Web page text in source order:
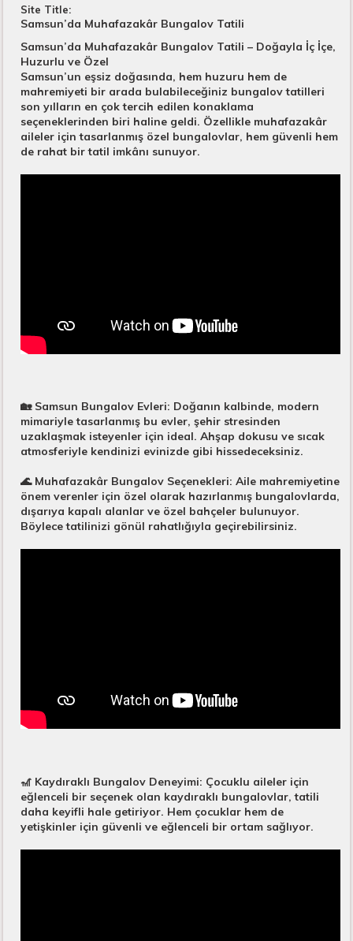
Site Title
Samsun’da Muhafazakâr Bungalov Tatili
Samsun’da Muhafazakâr Bungalov Tatili – Doğayla İç İçe,
Huzurlu ve Özel
Samsun’un eşsiz doğasında, hem huzuru hem de
mahremiyeti bir arada bulabileceğiniz bungalov tatilleri
son yılların en çok tercih edilen konaklama
seçeneklerinden biri haline geldi. Özellikle muhafazakâr
aileler için tasarlanmış özel bungalovlar, hem güvenli hem
de rahat bir tatil imkânı sunuyor.
🏡 Samsun Bungalov Evleri: Doğanın kalbinde, modern
mimariyle tasarlanmış bu evler, şehir stresinden
uzaklaşmak isteyenler için ideal. Ahşap dokusu ve sıcak
atmosferiyle kendinizi evinizde gibi hissedeceksiniz.
🌊 Muhafazakâr Bungalov Seçenekleri: Aile mahremiyetine
önem verenler için özel olarak hazırlanmış bungalovlarda,
dışarıya kapalı alanlar ve özel bahçeler bulunuyor.
Böylece tatilinizi gönül rahatlığıyla geçirebilirsiniz.
🎢 Kaydıraklı Bungalov Deneyimi: Çocuklu aileler için
eğlenceli bir seçenek olan kaydıraklı bungalovlar, tatili
daha keyifli hale getiriyor. Hem çocuklar hem de
yetişkinler için güvenli ve eğlenceli bir ortam sağlıyor.